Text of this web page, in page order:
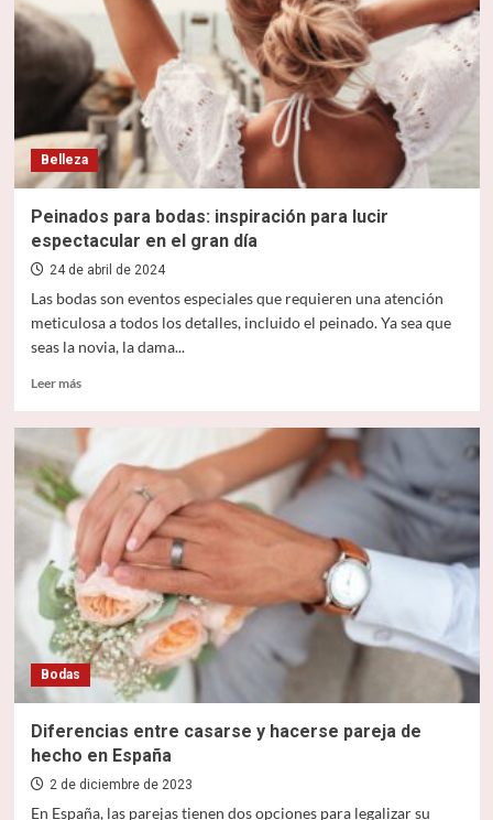
comuniones,
bautizos
y
eventos
Belleza
Peinados para bodas: inspiración para lucir
espectacular en el gran día
24 de abril de 2024
Las bodas son eventos especiales que requieren una atención
meticulosa a todos los detalles, incluido el peinado. Ya sea que
seas la novia, la dama...
Leer másLeer
para
bodas:
inspiración
para
lucir
espectacular
en
el
gran
día
Bodas
Diferencias entre casarse y hacerse pareja de
hecho en España
2 de diciembre de 2023
En España, las parejas tienen dos opciones para legalizar su